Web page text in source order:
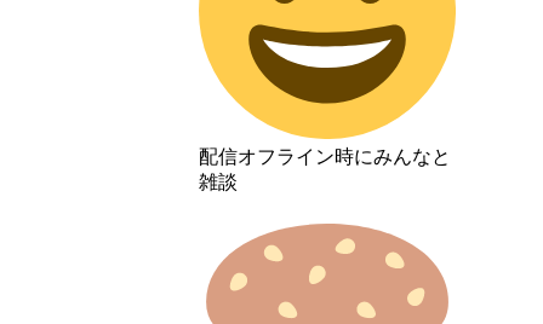
配信オフライン時にみんなと
雑談